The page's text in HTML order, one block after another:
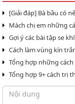
[Giải đáp] Bà bầu có
Mách chị em những
Gợi ý các bài tập se
Cách làm vùng kín
Tổng hợp những
Tổng hợp 9+ cách trị